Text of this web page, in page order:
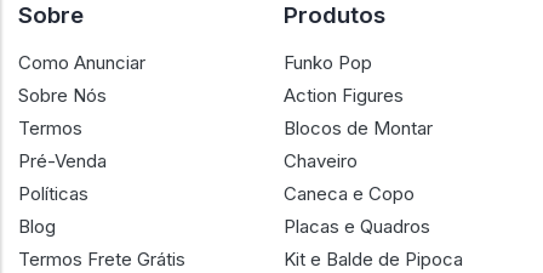
Sobre
Como Anunciar
Sobre Nós
Termos
Pré-Venda
Políticas
Blog
Termos Frete Grátis
Produtos
Funko Pop
Action Figures
Blocos de Montar
Chaveiro
Caneca e Copo
Placas e Quadros
Kit e Balde de Pipoca